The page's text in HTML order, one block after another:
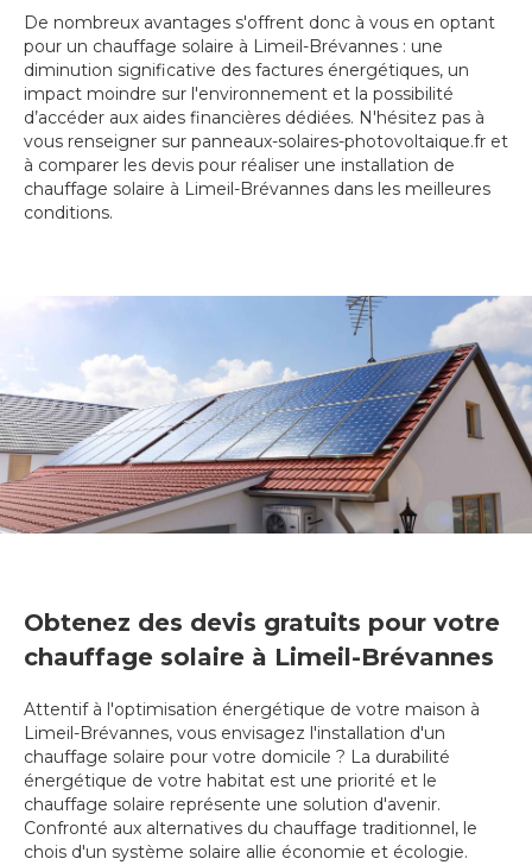
De nombreux avantages s'offrent donc à vous en optant
pour un chauffage solaire à Limeil-Brévannes : une
diminution significative des factures énergétiques, un
impact moindre sur l'environnement et la possibilité
d’accéder aux aides financières dédiées. N'hésitez pas à
vous renseigner sur panneaux-solaires-photovoltaique.fr et
à comparer les devis pour réaliser une installation de
chauffage solaire à Limeil-Brévannes dans les meilleures
conditions.
Obtenez des devis gratuits pour votre
chauffage solaire à Limeil-Brévannes
Attentif à l'optimisation énergétique de votre maison à
Limeil-Brévannes, vous envisagez l'installation d'un
chauffage solaire pour votre domicile ? La durabilité
énergétique de votre habitat est une priorité et le
chauffage solaire représente une solution d'avenir.
Confronté aux alternatives du chauffage traditionnel, le
chois d'un système solaire allie économie et écologie.